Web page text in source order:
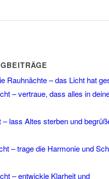
Rauhnächte – das Licht hat
– vertraue, dass alles in
– lass Altes sterben und
– trage die Harmonie und
– entwickle Klarheit und